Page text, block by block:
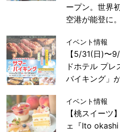
ープン。世界
空港が能登に。
イベント情報
【5/31(日)〜
ドホテル プ
バイキング」
イベント情報
【桃スイーツ
ェ『Ito